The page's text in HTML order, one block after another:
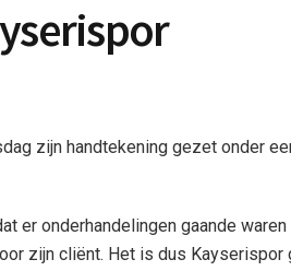
zijn handtekening gezet onder
er onderhandelingen gaande
zijn cliënt. Het is dus Kayserispor